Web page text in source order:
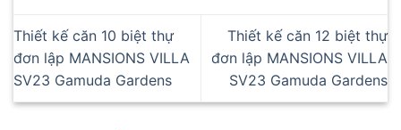
Thiết kế căn 10 biệt thự
đơn lập MANSIONS VILLA
SV23 Gamuda Gardens
Thiết kế căn 12 biệt thự
đơn lập MANSIONS VILLA
SV23 Gamuda Gardens